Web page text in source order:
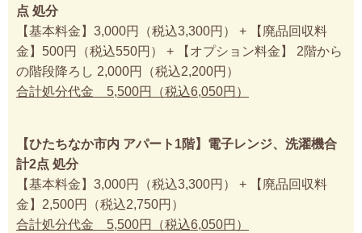
点 処分
【基本料金】3,000円（税込3,300円） + 【廃品回収料
金】500円（税込550円） + 【オプション料金】 2階から
の階段降ろし 2,000円（税込2,200円）
合計処分代金 5,500円（税込6,050円）
【ひたちなか市内 アパート1階】電子レンジ、洗濯機合
計2点 処分
【基本料金】3,000円（税込3,300円） + 【廃品回収料
金】2,500円（税込2,750円）
合計処分代金 5,500円（税込6,050円）